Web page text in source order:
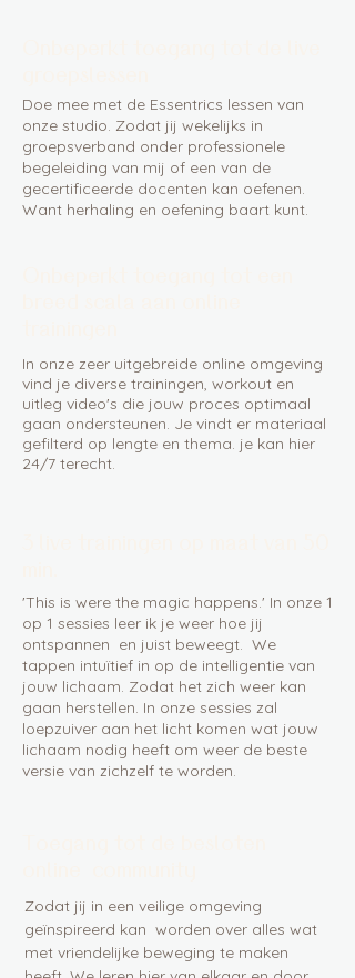
Doe mee met de Essentrics lessen van
onze studio. Zodat jij wekelijks in
groepsverband onder professionele
begeleiding van mij of een van de
gecertificeerde docenten kan oefenen.
Want herhaling en oefening baart kunt.
In onze zeer uitgebreide online omgeving
vind je diverse trainingen, workout en
uitleg video's die jouw proces optimaal
gaan ondersteunen. Je vindt er materiaal
gefilterd op lengte en thema. je kan hier
24/7 terecht.
'This is were the magic happens.' In onze 1
op 1 sessies leer ik je weer hoe jij
ontspannen en juist beweegt. We
tappen intuïtief in op de intelligentie van
jouw lichaam. Zodat het zich weer kan
gaan herstellen. In onze sessies zal
loepzuiver aan het licht komen wat jouw
lichaam nodig heeft om weer de beste
versie van zichzelf te worden.
Zodat jij in een veilige omgeving
geïnspireerd kan worden over alles wat
met vriendelijke beweging te maken